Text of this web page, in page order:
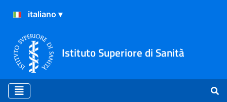
Istituto Superiore di Sanità